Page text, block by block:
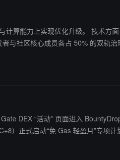
算，可更准确反映链上团队规模与业务数据，
DEX “活动” 页面进入